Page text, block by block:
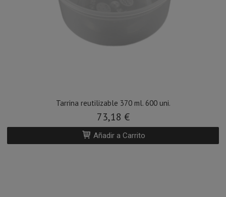
Tarrina reutilizable 370 ml. 600 uni.
73,18 €
Añadir a Carrito